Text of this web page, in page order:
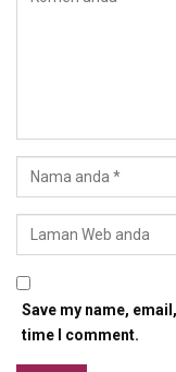
Save my name,
time I comment.